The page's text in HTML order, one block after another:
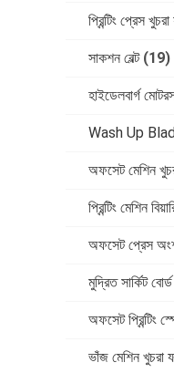
প্রিন্টিং প্রেস খুচরা
সাকশন বেল্ট (19)
হাইডেলবার্গ
Wash Up
অফসেট মেশিন
প্রিন্টিং মেশিন
অফসেট প্রেস
মুদ্রিত সার্কিট বোর্ড
অফসেট প্রিন্টিং
ভাঁজ মেশিন খুচরা